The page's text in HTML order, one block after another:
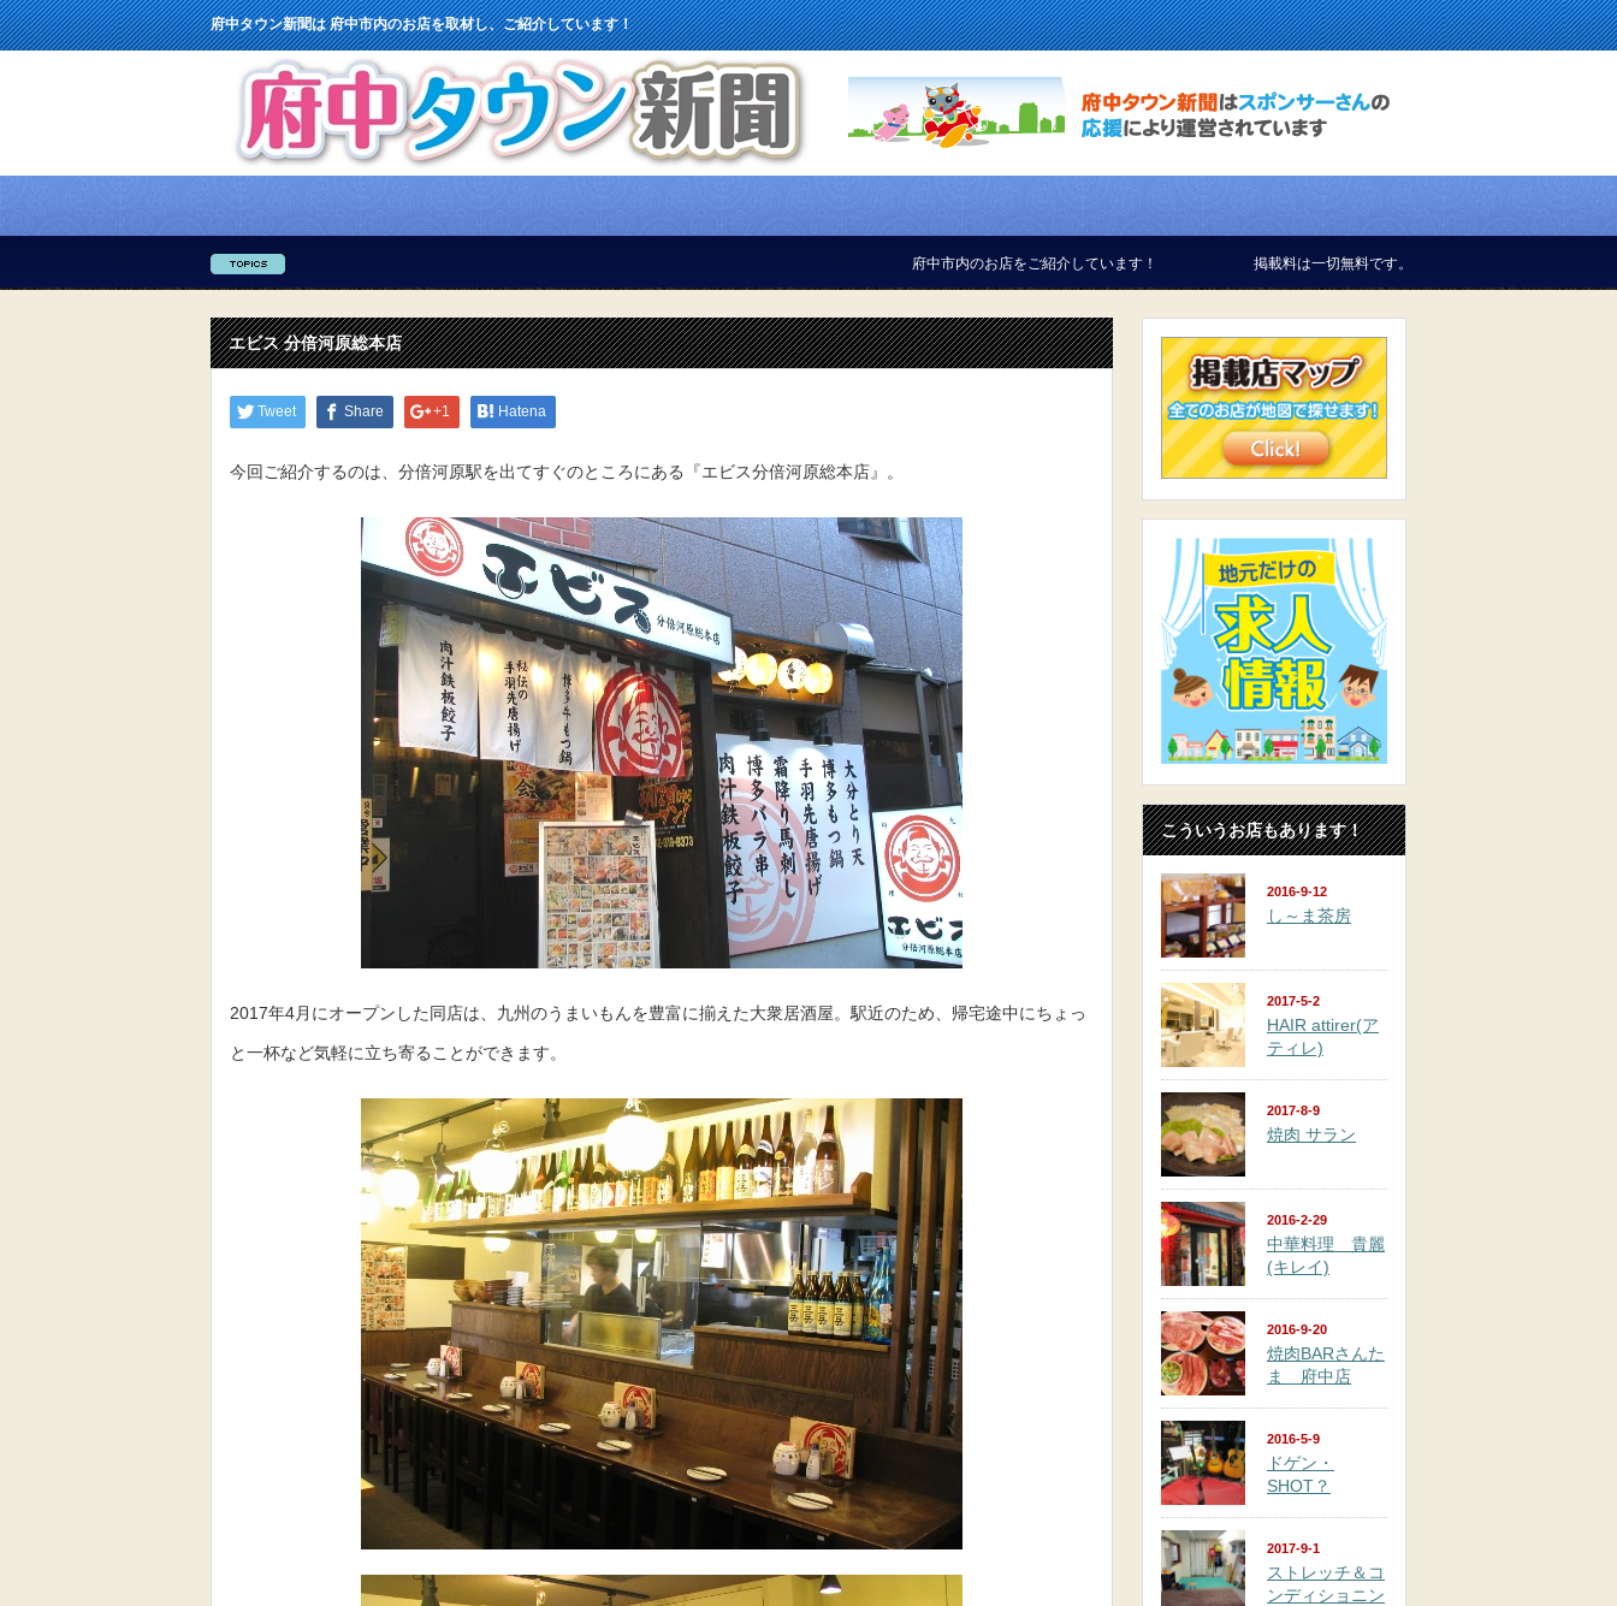
府中タウン新聞は 府中市内のお店を取材し、ご紹介しています！
府中市内のお店をご紹介しています！ 掲載料は一切無料です。 お気軽にお問合せください。
エビス 分倍河原総本店
Tweet Share +1 Hatena
今回ご紹介するのは、分倍河原駅を出てすぐのところにある『エビス分倍河原総本店』。
2017年4月にオープンした同店は、九州のうまいもんを豊富に揃えた大衆居酒屋。駅近のため、帰宅途中にちょっ
と一杯など気軽に立ち寄ることができます。
こういうお店もあります！
2016-9-12
し～ま茶房
2017-5-2
HAIR attirer(ア
ティレ)
2017-8-9
焼肉 サラン
2016-2-29
中華料理 貴麗
(キレイ)
2016-9-20
焼肉BARさんた
ま 府中店
2016-5-9
ドゲン・
SHOT？
2017-9-1
ストレッチ＆コ
ンディショニン